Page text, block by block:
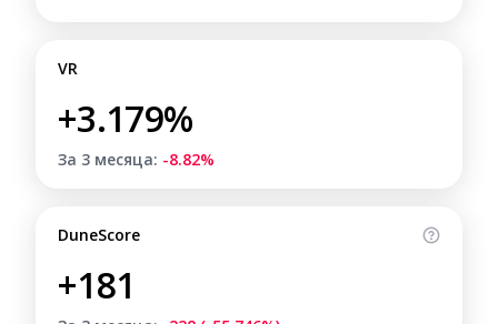
VR
+3.179%
За 3 месяца: -8.82%
DuneScore
+181